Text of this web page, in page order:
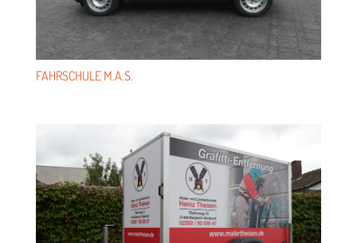
FAHR­SCHULE M.A.S.